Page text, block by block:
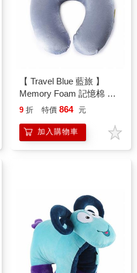
【 Travel Blue 藍旅 】
Memory Foam 記憶棉 旅
行頸枕 藍色 TB232－BL
9 折 特價 864 元
加入購物車